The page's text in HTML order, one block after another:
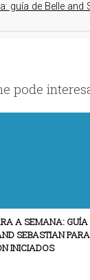
guía de Belle
pode
A SEMANA: GUÍA
SEBASTIAN PARA
INICIADOS